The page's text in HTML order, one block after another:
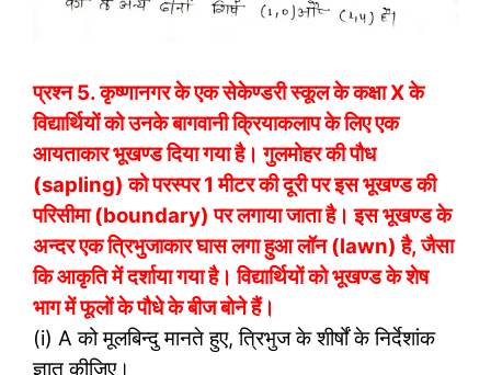
प्रश्न 5.कृष्णानगर के एक सेकेण्डरी स्कूल के कक्षा X के
विद्यार्थियों को उनके बागवानी क्रियाकलाप के लिए एक
आयताकार भूखण्ड दिया गया है। गुलमोहर की पौध
(sapling) को परस्पर 1 मीटर की दूरी पर इस भूखण्ड की
परिसीमा (boundary) पर लगाया जाता है। इस भूखण्ड के
अन्दर एक त्रिभुजाकार घास लगा हुआ लॉन (lawn) है, जैसा
कि आकृति में दर्शाया गया है। विद्यार्थियों को भूखण्ड के शेष
भाग में फूलों के पौधे के बीज बोने हैं।
(i) A को मूलबिन्दु मानते हुए, त्रिभुज के शीर्षों के निर्देशांक
ज्ञात कीजिए।